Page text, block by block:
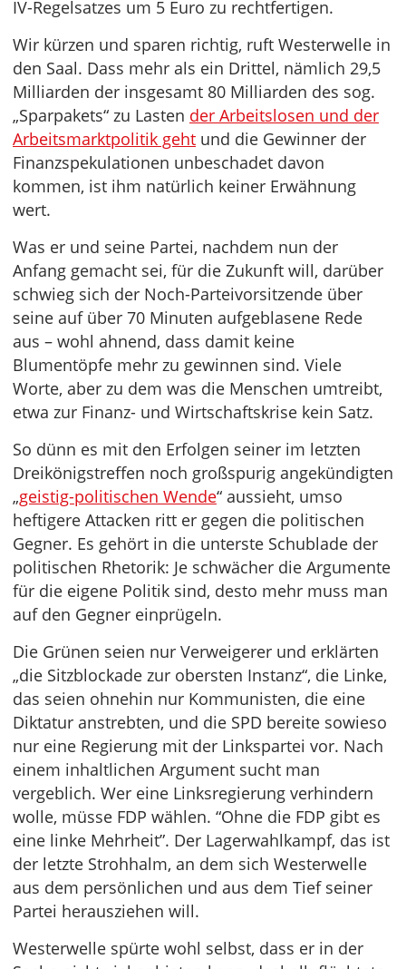
IV-Regelsatzes um 5 Euro zu rechtfertigen.
Wir kürzen und sparen richtig, ruft Westerwelle in
den Saal. Dass mehr als ein Drittel, nämlich 29,5
Milliarden der insgesamt 80 Milliarden des sog.
„Sparpakets“ zu Lasten der Arbeitslosen und der
Arbeitsmarktpolitik geht und die Gewinner der
Finanzspekulationen unbeschadet davon
kommen, ist ihm natürlich keiner Erwähnung
wert.
Was er und seine Partei, nachdem nun der
Anfang gemacht sei, für die Zukunft will, darüber
schwieg sich der Noch-Parteivorsitzende über
seine auf über 70 Minuten aufgeblasene Rede
aus – wohl ahnend, dass damit keine
Blumentöpfe mehr zu gewinnen sind. Viele
Worte, aber zu dem was die Menschen umtreibt,
etwa zur Finanz- und Wirtschaftskrise kein Satz.
So dünn es mit den Erfolgen seiner im letzten
Dreikönigstreffen noch großspurig angekündigten
„geistig-politischen Wende“ aussieht, umso
heftigere Attacken ritt er gegen die politischen
Gegner. Es gehört in die unterste Schublade der
politischen Rhetorik: Je schwächer die Argumente
für die eigene Politik sind, desto mehr muss man
auf den Gegner einprügeln.
Die Grünen seien nur Verweigerer und erklärten
„die Sitzblockade zur obersten Instanz“, die Linke,
das seien ohnehin nur Kommunisten, die eine
Diktatur anstrebten, und die SPD bereite sowieso
nur eine Regierung mit der Linkspartei vor. Nach
einem inhaltlichen Argument sucht man
vergeblich. Wer eine Linksregierung verhindern
wolle, müsse FDP wählen. “Ohne die FDP gibt es
eine linke Mehrheit”. Der Lagerwahlkampf, das ist
der letzte Strohhalm, an dem sich Westerwelle
aus dem persönlichen und aus dem Tief seiner
Partei herausziehen will.
Westerwelle spürte wohl selbst, dass er in der